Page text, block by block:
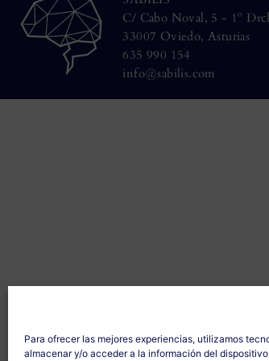
Para ofrecer las mejores experiencias, utilizamos
almacenar y/o acceder a la información del
C/ Cabo Noval, 5 - 1º
33007 Oviedo, Asturias
635 990 154
info@sabilis.com